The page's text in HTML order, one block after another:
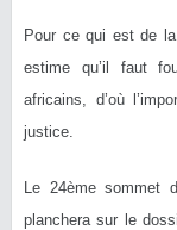
Pour ce qui est de
estime qu’il faut
africains, d’où
justice.
Le 24ème sommet
planchera sur le